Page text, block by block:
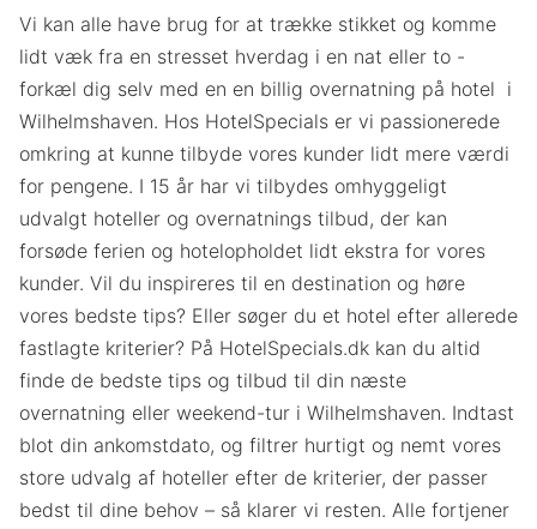
Vi kan alle have brug for at trække stikket og komme
lidt væk fra en stresset hverdag i en nat eller to -
forkæl dig selv med en en billig overnatning på hotel i
Wilhelmshaven. Hos HotelSpecials er vi passionerede
omkring at kunne tilbyde vores kunder lidt mere værdi
for pengene. I 15 år har vi tilbydes omhyggeligt
udvalgt hoteller og overnatnings tilbud, der kan
forsøde ferien og hotelopholdet lidt ekstra for vores
kunder. Vil du inspireres til en destination og høre
vores bedste tips? Eller søger du et hotel efter allerede
fastlagte kriterier? På HotelSpecials.dk kan du altid
finde de bedste tips og tilbud til din næste
overnatning eller weekend-tur i Wilhelmshaven. Indtast
blot din ankomstdato, og filtrer hurtigt og nemt vores
store udvalg af hoteller efter de kriterier, der passer
bedst til dine behov – så klarer vi resten. Alle fortjener